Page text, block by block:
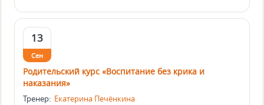
13
Сен
Родительский курс «Воспитание без крика и
наказания»
Тренер: Екатерина Печёнкина